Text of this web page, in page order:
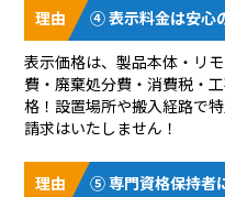
④ 表示料金は安心
表示価格は、製品本体・リ
費・廃棄処分費・消費税・
格！設置場所や搬入経路で
請求はいたしません！
⑤ 専門資格保持者